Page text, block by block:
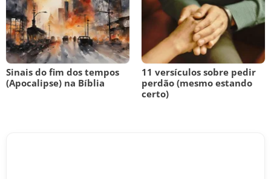
Sinais do fim dos tempos
(Apocalipse) na Bíblia
11 versículos sobre pedir
perdão (mesmo estando
certo)